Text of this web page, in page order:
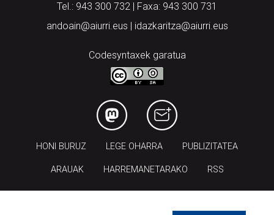
Tel.: 943 300 732 | Faxa: 943 300 731
andoain@aiurri.eus | idazkaritza@aiurri.eus
Codesyntaxek garatua
HONI BURUZ LEGE OHARRA PUBLIZITATEA
ARAUAK HARREMANETARAKO RSS